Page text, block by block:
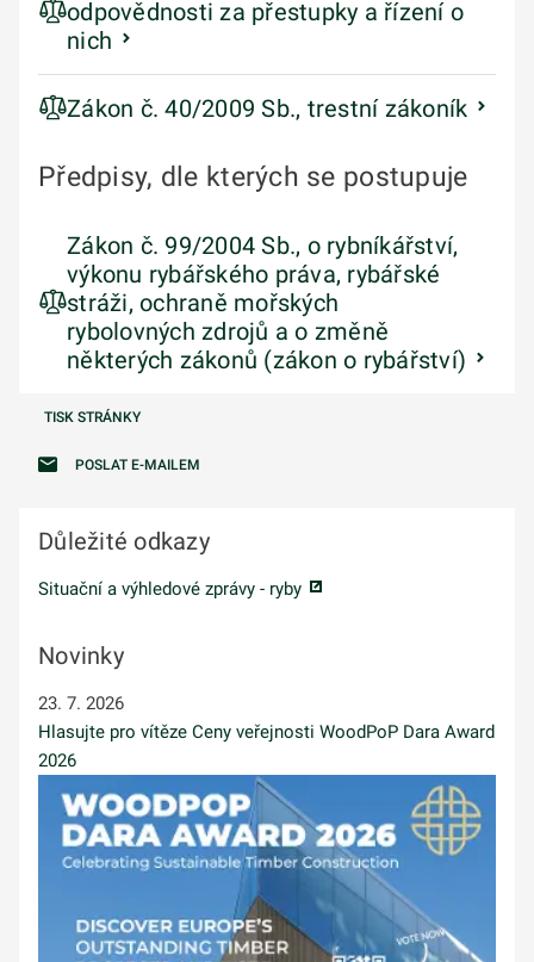
odpovědnosti za přestupky a řízení o
nich
Zákon č. 40/2009 Sb., trestní zákoník
Předpisy, dle kterých se postupuje
Zákon č. 99/2004 Sb., o rybníkářství,
výkonu rybářského práva, rybářské
stráži, ochraně mořských
rybolovných zdrojů a o změně
některých zákonů (zákon o rybářství)
TISK STRÁNKY
POSLAT E-MAILEM
Důležité odkazy
Situační a výhledové zprávy - ryby
Novinky
23. 7. 2026
Hlasujte pro vítěze Ceny veřejnosti WoodPoP Dara Award
2026